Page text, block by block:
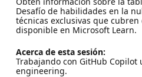
Desafío de habilidades en la
técnicas exclusivas que
disponible en Microsoft Learn.
Acerca de esta sesión:
Trabajando con GitHub Copilot
engineering.